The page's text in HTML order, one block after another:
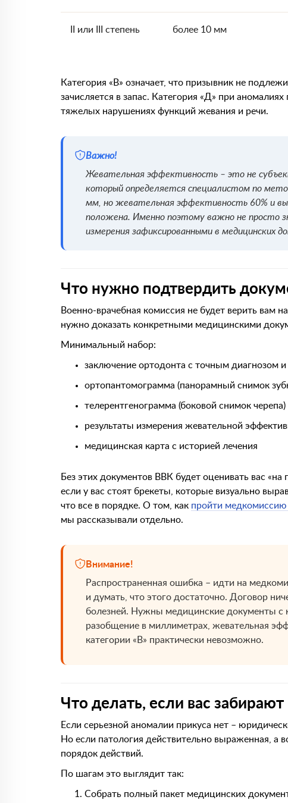
II или III степень более 10 мм
Категория «В» означает, что призывник не
зачисляется в запас. Категория «Д» при
тяжелых нарушениях функций жевания и речи.
Важно!
Жевательная эффективность – это не
который определяется специалистом по
мм, но жевательная эффективность 60% и
положена. Именно поэтому важно не просто
измерения зафиксированными в медицинских
Что нужно подтвердить
Военно-врачебная комиссия не будет верить вам
нужно доказать конкретными медицинскими
Минимальный набор:
заключение ортодонта с точным диагнозом
ортопантомограмма (панорамный снимок
телерентгенограмма (боковой снимок черепа)
результаты измерения жевательной
медицинская карта с историей лечения
Без этих документов ВВК будет оценивать вас «на
если у вас стоят брекеты, которые визуально
что всe в порядке. О том, как пройти медкомиссию
мы рассказывали отдельно.
Внимание!
Распространенная ошибка – идти на
и думать, что этого достаточно. Договор
болезней. Нужны медицинские документы с
разобщение в миллиметрах, жевательная
категории «В» практически невозможно.
Что делать, если вас
Если серьезной аномалии прикуса нет –
Но если патология действительно выраженная, а
порядок действий.
По шагам это выглядит так:
Собрать полный пакет медицинских